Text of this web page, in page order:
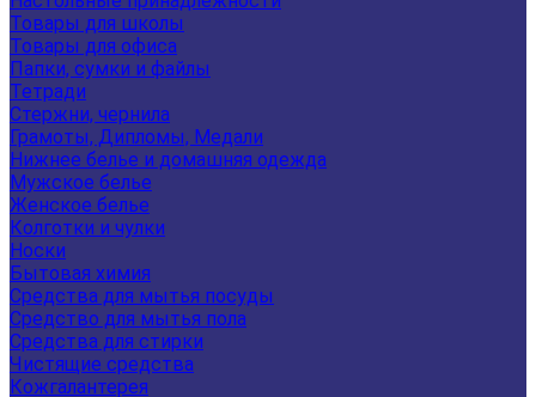
Товары для школы
Товары для офиса
Папки, сумки и файлы
Тетради
Стержни, чернила
Грамоты, Дипломы, Медали
Нижнее белье и домашняя одежда
Мужское белье
Женское белье
Колготки и чулки
Носки
Бытовая химия
Средства для мытья посуды
Средство для мытья пола
Средства для стирки
Чистящие средства
Кожгалантерея